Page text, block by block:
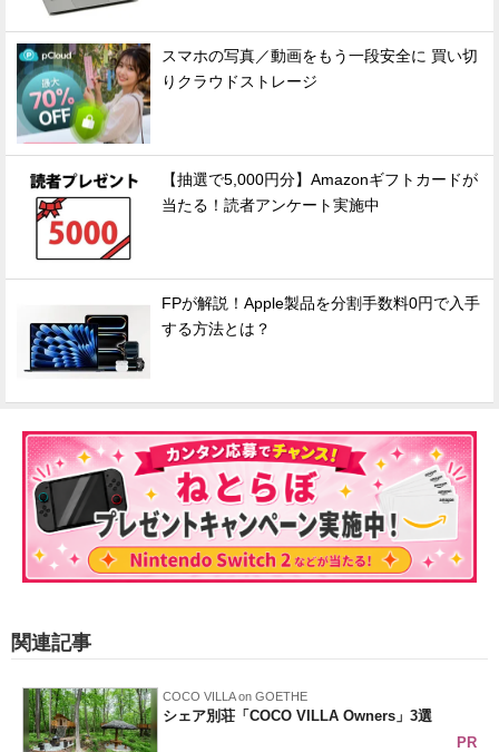
スマホの写真／動画をもう一段安全に 買い切
りクラウドストレージ
【抽選で5,000円分】Amazonギフトカードが
当たる！読者アンケート実施中
FPが解説！Apple製品を分割手数料0円で入手
する方法とは？
関連記事
COCO VILLA on GOETHE
シェア別荘「COCO VILLA Owners」3選
PR